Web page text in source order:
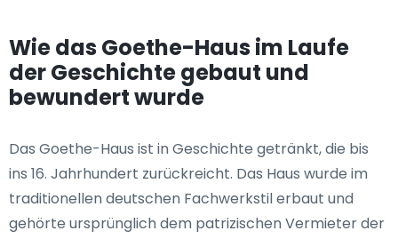
Wie das Goethe-Haus im Laufe
der Geschichte gebaut und
bewundert wurde
Das Goethe-Haus ist in Geschichte getränkt, die bis
ins 16. Jahrhundert zurückreicht. Das Haus wurde im
traditionellen deutschen Fachwerkstil erbaut und
gehörte ursprünglich dem patrizischen Vermieter der